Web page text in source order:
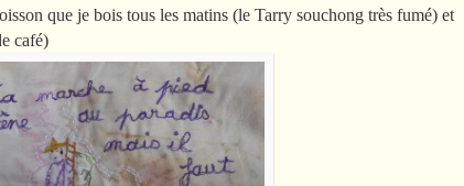
que je bois tous les matins (le Tarry souchong très fumé) et
café)